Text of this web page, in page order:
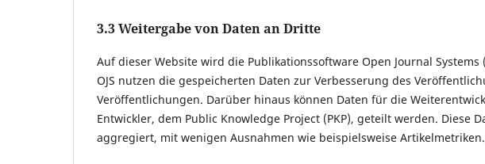
3.3 Weitergabe von Daten an Dritte
Auf dieser Website wird die Publikationssoftware Open Journal
OJS nutzen die gespeicherten Daten zur Verbesserung des
Veröffentlichungen. Darüber hinaus können Daten für die
Entwickler, dem Public Knowledge Project (PKP), geteilt werden. Diese
aggregiert, mit wenigen Ausnahmen wie beispielsweise Artikelmetriken.